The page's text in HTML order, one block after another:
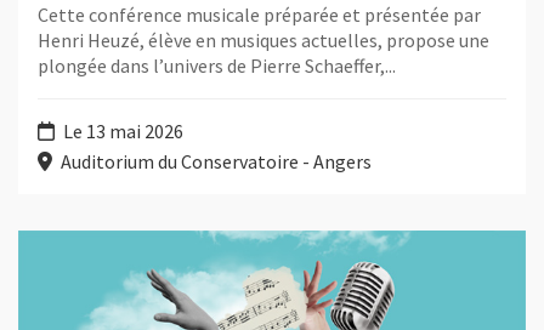
Cette conférence musicale préparée et présentée par
Henri Heuzé, élève en musiques actuelles, propose une
plongée dans l’univers de Pierre Schaeffer,...
Le 13 mai 2026
Auditorium du Conservatoire - Angers
Plus d'information sur l'évènement : Festival Printemps des